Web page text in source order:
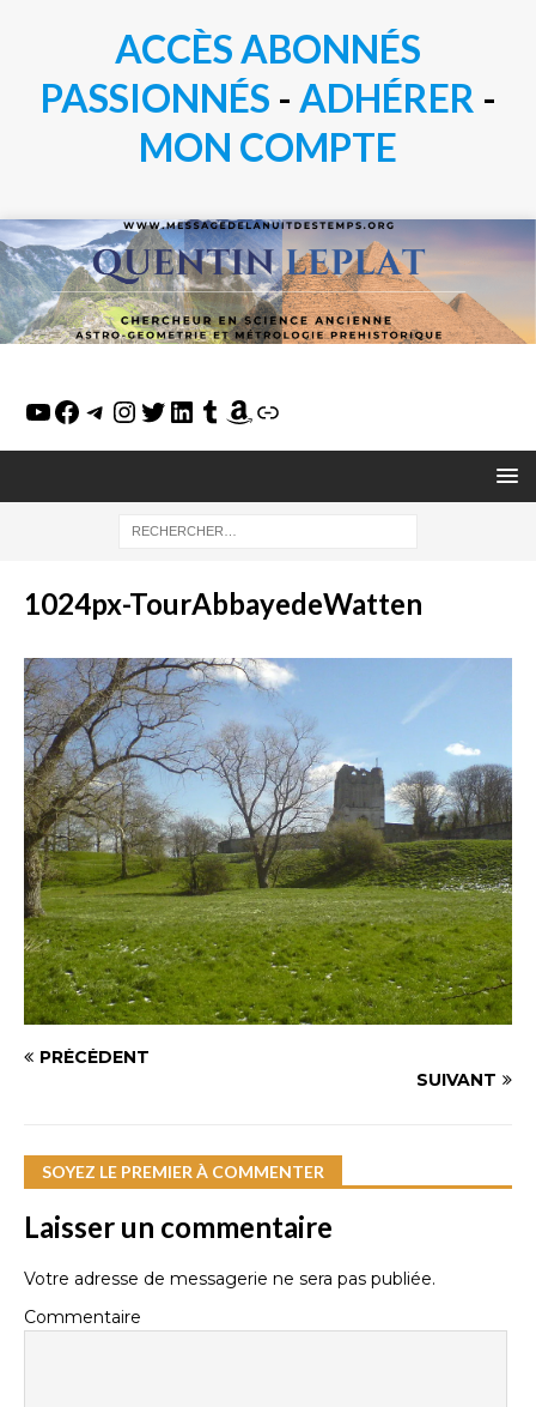
ACCÈS ABONNÉS
PASSIONNÉS - ADHÉRER -
MON COMPTE
1024px-TourAbbayedeWatten
PRÉCÉDENT
SUIVANT
SOYEZ LE PREMIER À COMMENTER
Laisser un commentaire
Votre adresse de messagerie ne sera pas publiée.
Commentaire